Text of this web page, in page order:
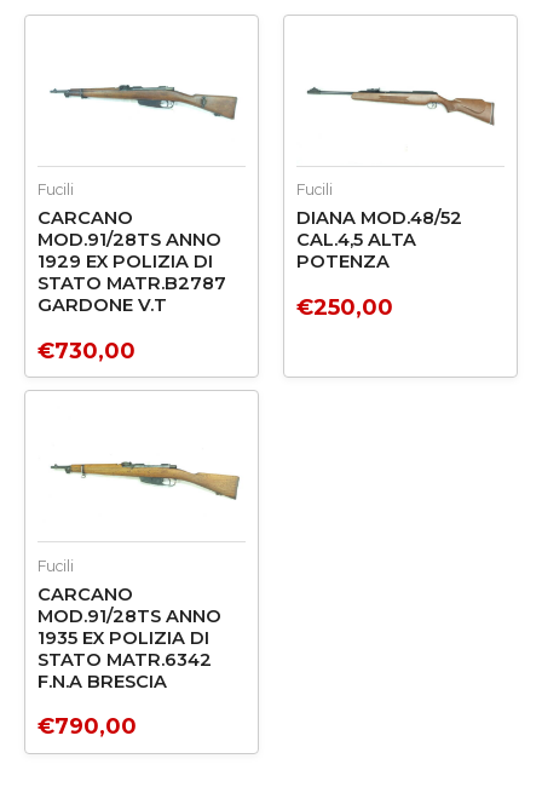
Fucili
CARCANO
MOD.91/28TS ANNO
1929 EX POLIZIA DI
STATO MATR.B2787
GARDONE V.T
€730,00
Fucili
DIANA MOD.48/52
CAL.4,5 ALTA
POTENZA
€250,00
Fucili
CARCANO
MOD.91/28TS ANNO
1935 EX POLIZIA DI
STATO MATR.6342
F.N.A BRESCIA
€790,00